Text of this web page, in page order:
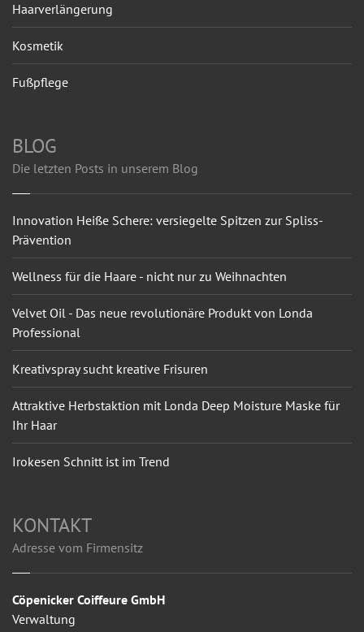
Haarverlängerung
Kosmetik
Fußpflege
BLOG
Die letzten Posts in unserem Blog
Innovation Heiße Schere: versiegelte Spitzen zur Spliss-
Prävention
Wellness für die Haare - nicht nur zu Weihnachten
Velvet Oil - Das neue revolutionäre Produkt von Londa
Professional
Kreativspray sucht kreative Frisuren
Attraktive Herbstaktion mit Londa Deep Moisture Maske für
Ihr Haar
Irokesen Schnitt ist im Trend
KONTAKT
Adresse vom Firmensitz
Cöpenicker Coiffeure GmbH
Verwaltung